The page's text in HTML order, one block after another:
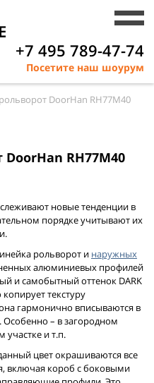
+7 495 789-47-74
Посетите наш шоурум
DoorHan RH77M40
RH77M40
новые тенденции в
порядке учитывают их
рольворот и наружных
алюминиевых профилей
и самобытный оттенок DARK
текстуру
гармонично вписываются в
– в загородном
участке и т.п.
цвет окрашиваются все
включая короб с боковыми